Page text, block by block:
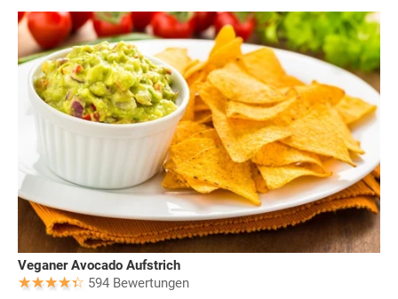
Veganer Avocado Aufstrich
594 Bewertungen